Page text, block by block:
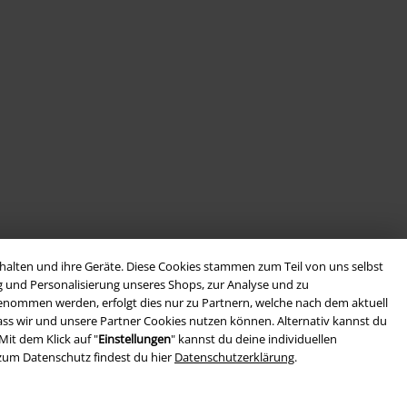
und ihre Geräte. Diese Cookies stammen zum Teil von uns selbst
Personalisierung unseres Shops, zur Analyse und zu
werden, erfolgt dies nur zu Partnern, welche nach dem aktuell
wir und unsere Partner Cookies nutzen können. Alternativ kannst du
dem Klick auf "Einstellungen" kannst du deine individuellen
Datenschutz findest du hier Datenschutzerklärung.